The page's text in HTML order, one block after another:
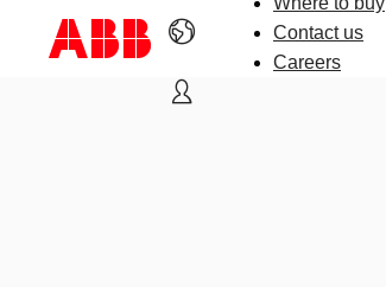
Contact us
Careers